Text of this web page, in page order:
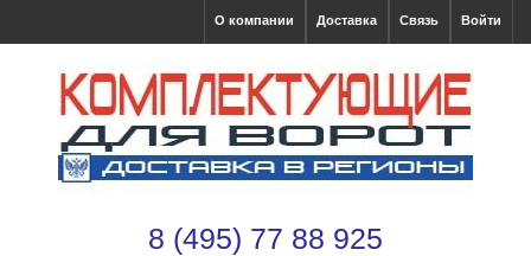
Войти
Связь
Доставка
О компании
8 (495) 77 88 925